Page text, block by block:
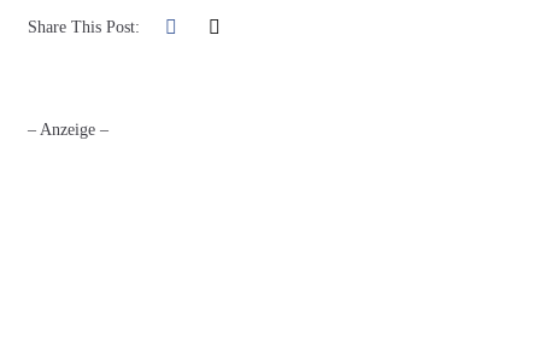
Share This Post:
– Anzeige –